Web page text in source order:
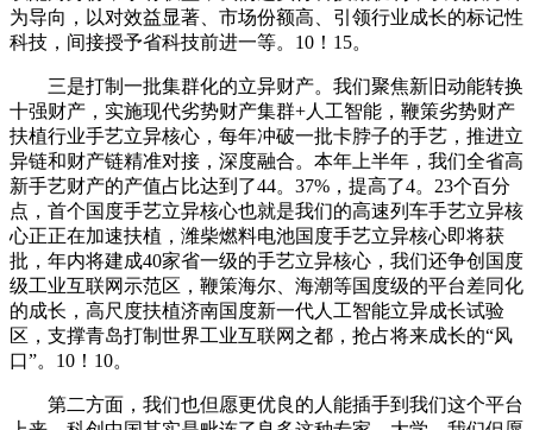
为导向，以对效益显著、市场份额高、引领行业成长的标记性
科技，间接授予省科技前进一等。10！15。
三是打制一批集群化的立异财产。我们聚焦新旧动能转换
十强财产，实施现代劣势财产集群+人工智能，鞭策劣势财产
扶植行业手艺立异核心，每年冲破一批卡脖子的手艺，推进立
异链和财产链精准对接，深度融合。本年上半年，我们全省高
新手艺财产的产值占比达到了44。37%，提高了4。23个百分
点，首个国度手艺立异核心也就是我们的高速列车手艺立异核
心正正在加速扶植，潍柴燃料电池国度手艺立异核心即将获
批，年内将建成40家省一级的手艺立异核心，我们还争创国度
级工业互联网示范区，鞭策海尔、海潮等国度级的平台差同化
的成长，高尺度扶植济南国度新一代人工智能立异成长试验
区，支撑青岛打制世界工业互联网之都，抢占将来成长的“风
口”。10！10。
第二方面，我们也但愿更优良的人能插手到我们这个平台